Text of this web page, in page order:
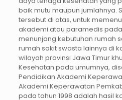
baik mutu maupun jumlahnya.
tersebut di atas, untuk
akademi atau paramedis
menunjang kebutuhan rumah
rumah sakit swasta lainnya di
wilayah provinsi Jawa Timur
Kesehatan pada umumnya,
Pendidikan Akademi
Akademi Keperawatan
pada tahun 1998 adalah hasil